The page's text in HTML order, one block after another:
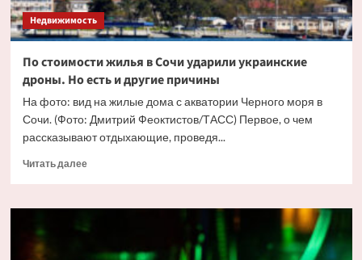
Недвижимость
По стоимости жилья в Сочи ударили украинские
дроны. Но есть и другие причины
На фото: вид на жилые дома с акватории Черного моря в
Сочи. (Фото: Дмитрий Феоктистов/ТАСС) Первое, о чем
рассказывают отдыхающие, проведя...
Читать далееПрочитать
По